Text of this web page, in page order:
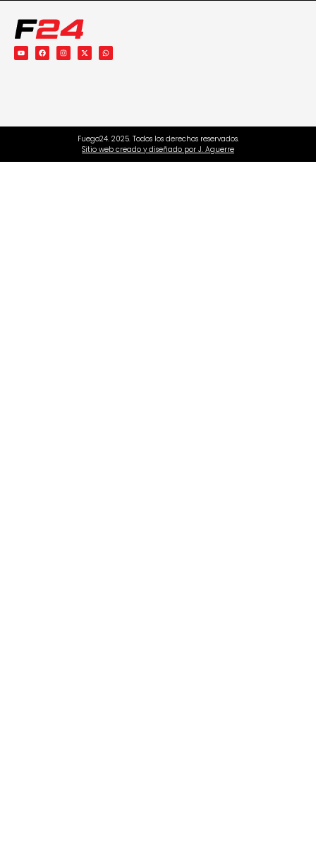
Fuego24. 2025. Todos los derechos reservados.
Sitio web creado y diseñado por J. Aguerre